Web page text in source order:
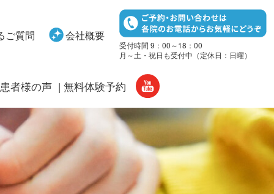
ご質問 会社概要
受付時間 9：00～18：00
月～土・祝日も受付中（定休日：日曜）
患者様の声 無料体験予約